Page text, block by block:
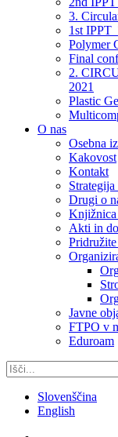
3.
1st
Polymer
Final
2.
2021
Plastic
O nas
Osebna
Kakovost
Kontakt
Drugi o
Akti in
Javne
FTPO v
Eduroam
Slovenščina
English